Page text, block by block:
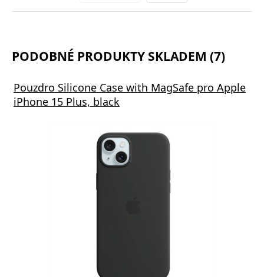
PODOBNÉ PRODUKTY SKLADEM (7)
Pouzdro Silicone Case with MagSafe pro Apple
iPhone 15 Plus, black